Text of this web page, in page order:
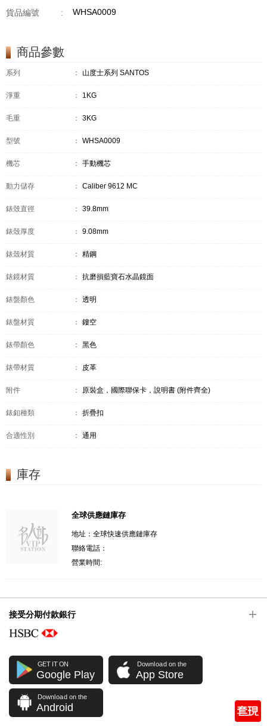
貨品編號 : WHSA0009
商品參數
系列 ： 山度士系列 SANTOS
淨重 ： 1KG
毛重 ： 3KG
型號 ： WHSA0009
機芯 ： 手動機芯
動力儲存 ： Caliber 9612 MC
錶殼直徑 ： 39.8mm
錶殼厚度 ： 9.08mm
錶殼材質 ： 精鋼
錶鏡材質 ： 抗磨損藍寶石水晶鏡面
錶盤顏色 ： 透明
錶盤材質 ： 鏤空
錶帶顏色 ： 黑色
錶帶材質 ： 皮革
附件 ： 原裝盒，國際聯保卡，說明書 (附件齊全)
錶釦種類 ： 折疊扣
合適性別 ： 通用
庫存
全球供應鏈庫存
地址：全球快速供應鏈庫存
聯絡電話：
營業時間:
接受分期付款銀行
GET IT ON
Google Play
Download on the
App Store
Download on the
Android